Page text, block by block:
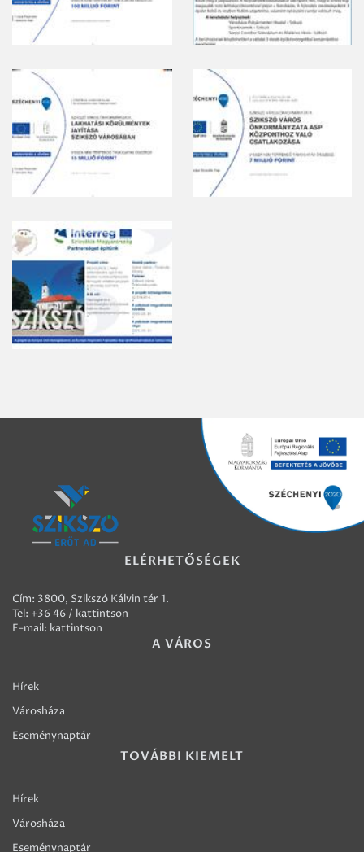
ELÉRHETŐSÉGEK
Cím: 3800, Szikszó Kálvin tér 1.
Tel: +36 46 / kattintson
E-mail: kattintson
A VÁROS
Hírek
Városháza
Eseménynaptár
TOVÁBBI KIEMELT
Hírek
Városháza
Eseménynaptár